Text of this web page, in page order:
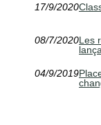
17/9/2020
08/7/2020Les
04/9/2019